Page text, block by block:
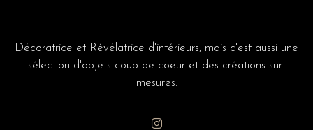
Décoratrice et Révélatrice d'intérieurs, mais c'est aussi une
sélection d'objets coup de coeur et des créations sur-
mesures.